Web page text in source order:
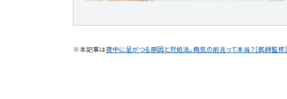
※本記事は夜中に足がつる原因と対処法。病気の前兆って本当？［医師監修］